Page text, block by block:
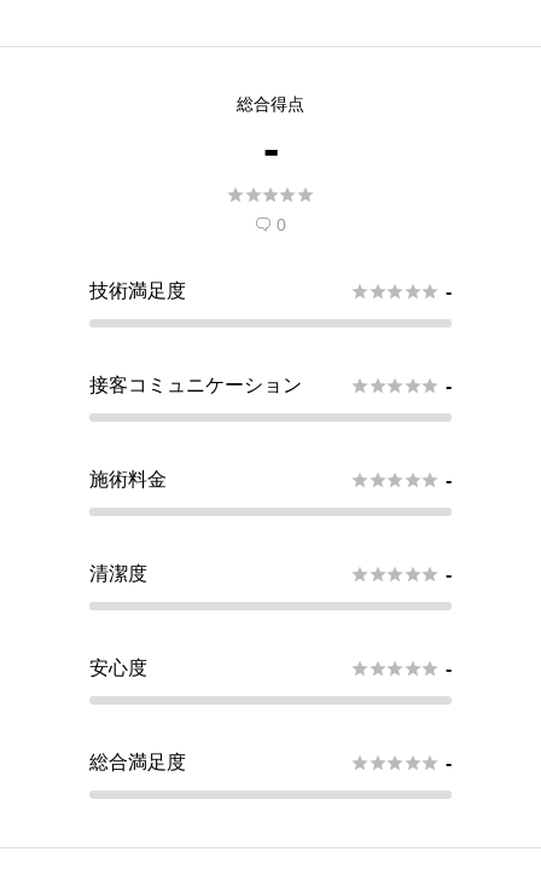
総合得点
-

 0
技術満足度  -
接客コミュニケーション  -
施術料金  -
清潔度  -
安心度  -
総合満足度  -